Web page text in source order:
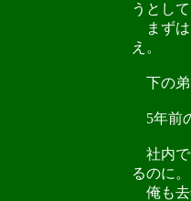
うとし
まずは
え。
下の弟
5年前
社内で
るのに。
俺も去